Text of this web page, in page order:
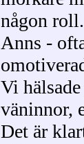
någon
Anns -
Vi hälsade
väninnor,
Det är